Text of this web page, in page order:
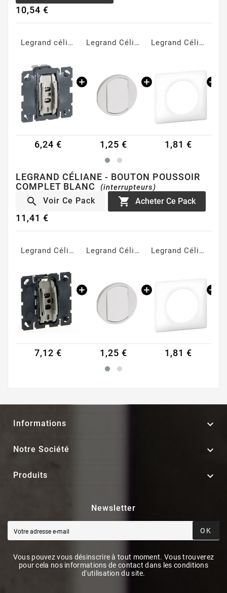
10,54 €
1,25 € 1,81 € 1,24 €
LEGRAND CÉLIANE - BOUTON POUSSOIR
COMPLET BLANC
(interrupteurs)
 Voir Ce Pack  Acheter Ce Pack
11,41 €
1,25 € 1,81 € 1,24 €
Informations 
Notre Société 
Produits 
Newsletter
OK
Vous pouvez vous désinscrire à tout moment. Vous trouverez
pour cela nos informations de contact dans les conditions
d'utilisation du site.